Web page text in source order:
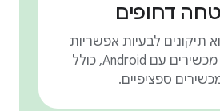
דחופים
תיקונים לבעיות אפשריות
שמשפיעות על מכשירים עם Android, כולל
ספציפיים.